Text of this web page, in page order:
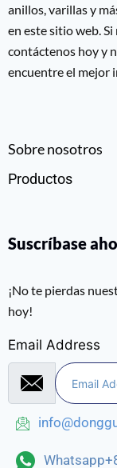
anillos, varillas y
en este sitio web.
contáctenos hoy y
encuentre el mejor
Sobre nosotros
Productos
Suscríbase
¡No te pierdas
hoy!
Email Address